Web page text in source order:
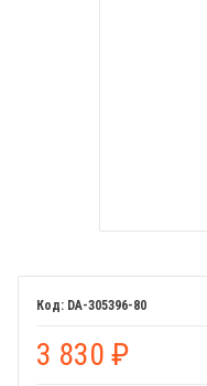
DA-305396-80
3 830 ₽